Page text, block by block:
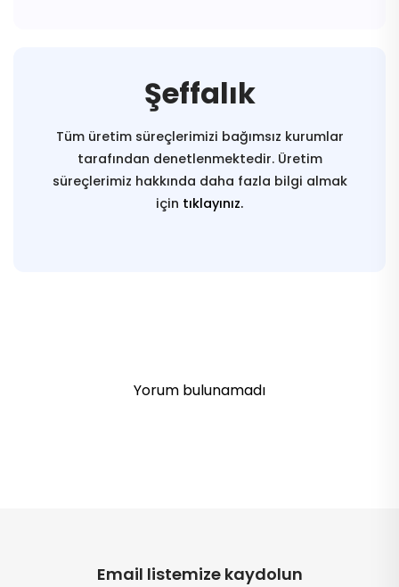
Şeffalık
Tüm üretim süreçlerimizi bağımsız kurumlar
tarafından denetlenmektedir. Üretim
süreçlerimiz hakkında daha fazla bilgi almak
için tıklayınız.
Yorum bulunamadı
Email listemize kaydolun